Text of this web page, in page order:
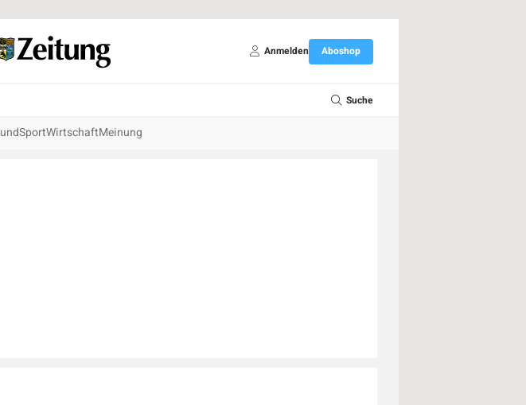
Anmelden Aboshop
Suche
SportWirtschaftMeinung